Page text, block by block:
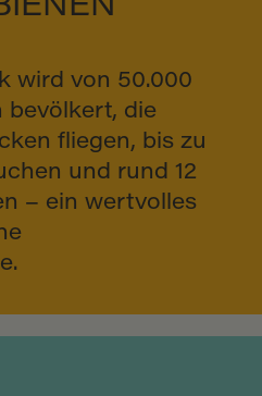
wird von 50.000
bevölkert, die
fliegen, bis zu
und rund 12
– ein wertvolles